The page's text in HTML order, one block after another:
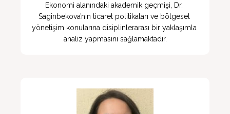
Ekonomi alanındaki akademik geçmişi, Dr.
Saginbekova’nın ticaret politikaları ve bölgesel
yönetişim konularına disiplinlerarası bir yaklaşımla